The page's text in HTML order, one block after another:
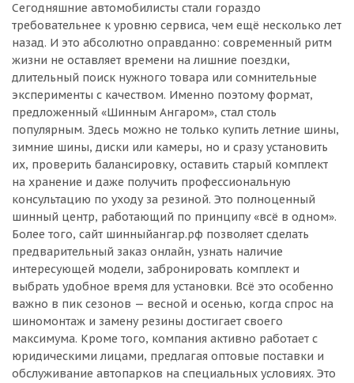
Сегодняшние автомобилисты стали гораздо
требовательнее к уровню сервиса, чем ещё несколько лет
назад. И это абсолютно оправданно: современный ритм
жизни не оставляет времени на лишние поездки,
длительный поиск нужного товара или сомнительные
эксперименты с качеством. Именно поэтому формат,
предложенный «Шинным Ангаром», стал столь
популярным. Здесь можно не только купить летние шины,
зимние шины, диски или камеры, но и сразу установить
их, проверить балансировку, оставить старый комплект
на хранение и даже получить профессиональную
консультацию по уходу за резиной. Это полноценный
шинный центр, работающий по принципу «всё в одном».
Более того, сайт шинныйангар.рф позволяет сделать
предварительный заказ онлайн, узнать наличие
интересующей модели, забронировать комплект и
выбрать удобное время для установки. Всё это особенно
важно в пик сезонов — весной и осенью, когда спрос на
шиномонтаж и замену резины достигает своего
максимума. Кроме того, компания активно работает с
юридическими лицами, предлагая оптовые поставки и
обслуживание автопарков на специальных условиях. Это